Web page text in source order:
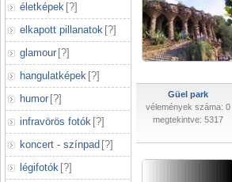
életképek [?]
elkapott pillanatok [?]
glamour [?]
hangulatképek [?]
humor [?]
infravörös fotók [?]
koncert - színpad [?]
légifotók [?]
Güel park
vélemények száma: 0
megtekintve: 5317